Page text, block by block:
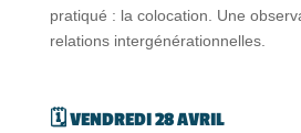
pratiqué : la colocation. Une
relations intergénérationnelles.
🗓️ VENDREDI 28 AVRIL